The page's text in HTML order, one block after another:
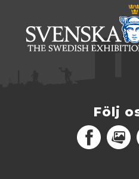
Följ
Facebook